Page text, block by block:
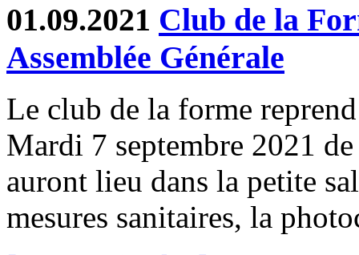
01.09.2021 Club de la
Assemblée Générale
Le club de la forme
Mardi 7 septembre 2021
auront lieu dans la petite
mesures sanitaires, la